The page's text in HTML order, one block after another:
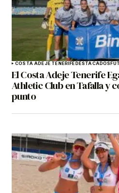
COSTA ADEJE TENERIFEDESTACADOS
El Costa Adeje Tenerife
Athletic Club en Tafalla y
punto